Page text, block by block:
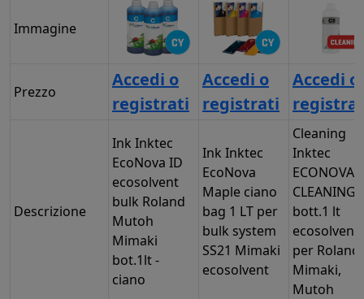
Immagine
Prezzo
Accedi o
registrati
Accedi o
registrati
Accedi o
Descrizione
Ink Inktec
EcoNova ID
ecosolvent
bulk Roland
Mutoh
Mimaki
bot.1lt -
ciano
Ink Inktec
EcoNova
Maple ciano
bag 1 LT per
bulk system
SS21 Mimaki
ecosolvent
Cleaning
Inktec
ECONOVA
CLEANING
bott.1 lt
ecosolvent
per Roland,
Mimaki,
Mutoh